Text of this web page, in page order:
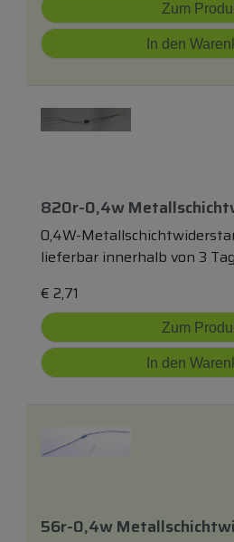
Zum
In den
820r-0,4w
0,4W-
lieferbar innerhalb von 3
€ 2,71
Zum
In den
56r-0,4w